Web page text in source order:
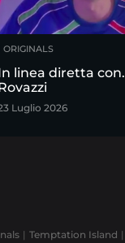
ORIGINALS
linea diretta
Luglio 2026
Temptation Island